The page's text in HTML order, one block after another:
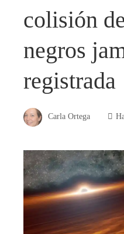
colisión
negros
registrada
Carla Ortega